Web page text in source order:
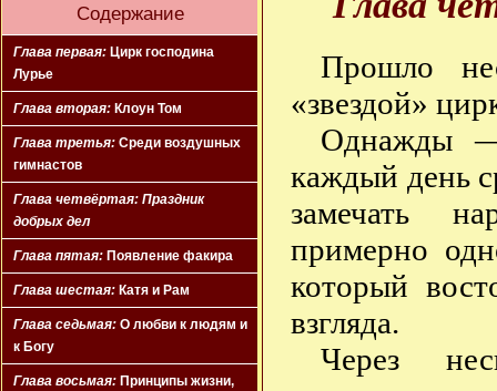
Содержание
Глава первая: Цирк господина
Лурье
Глава вторая: Клоун Том
Глава третья: Среди воздушных
гимнастов
Глава четвёртая: Праздник
добрых дел
Глава пятая: Появление факира
Глава шестая: Катя и Рам
Глава седьмая: О любви к людям и
к Богу
Глава восьмая: Принципы жизни,
Прошло
«звездой»
Однажды
каждый день
замечать
примерно
который
взгляда.
Через